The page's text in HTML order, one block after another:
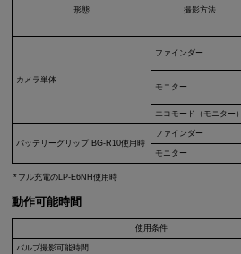
形態 撮影方法
カメラ単体
ファインダー
モニター
エコモード（モニター）
バッテリーグリップ BG-R10使用時
ファインダー
モニター
フル充電のLP-E6NH使用時
動作可能時間
使用条件
バルブ撮影可能時間